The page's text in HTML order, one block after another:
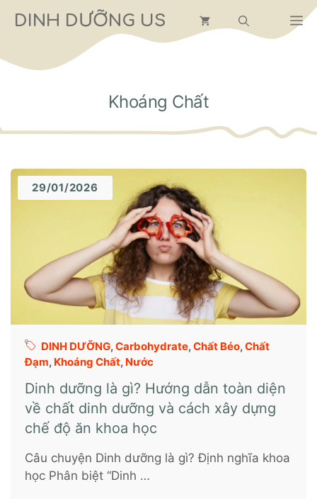
đến
dung
DINH DƯỠNG US
Khoáng Chất
29/01/2026
DINH DƯỠNG,Carbohydrate,Chất Béo,Chất
Đạm, Khoáng Chất, Nước
Dinh dưỡng là gì? Hướng dẫn toàn diện
về chất dinh dưỡng và cách xây dựng
chế độ ăn khoa học
Câu chuyện Dinh dưỡng là gì? Định nghĩa khoa
học Phân biệt “Dinh …